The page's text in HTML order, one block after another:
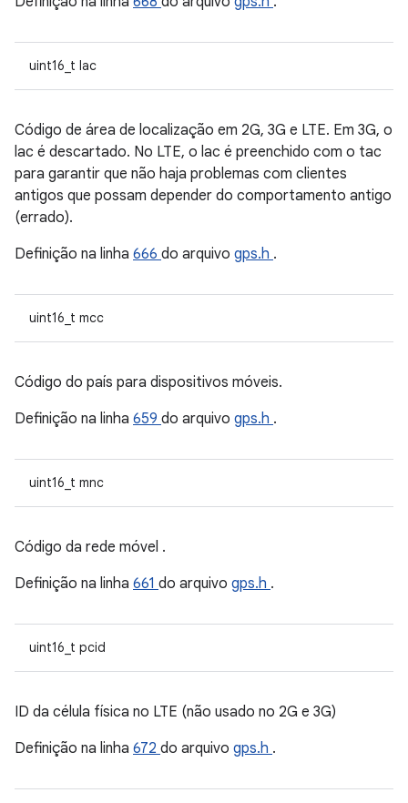
uint16_t lac
Código de área de localização em 2G, 3G e LTE. Em 3G, o
lac é descartado. No LTE, o lac é preenchido com o tac
para garantir que não haja problemas com clientes
antigos que possam depender do comportamento antigo
(errado).
Definição na linha 666 do arquivo gps.h .
uint16_t mcc
Código do país para dispositivos móveis.
Definição na linha 659 do arquivo gps.h .
uint16_t mnc
Código da rede móvel .
Definição na linha 661 do arquivo gps.h .
uint16_t pcid
ID da célula física no LTE (não usado no 2G e 3G)
Definição na linha 672 do arquivo gps.h .